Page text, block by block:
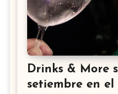
Drinks & More
setiembre en el